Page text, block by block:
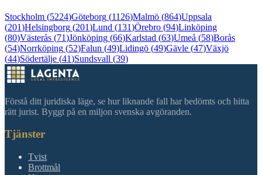
Stockholm (5224)Göteborg (1126)Malmö (864)Uppsala
(201)Helsingborg (201)Lund (131)Örebro (94)Linköping
(80)Västerås (71)Jönköping (66)Karlstad (63)Umeå (58)Borås
(54)Norrköping (52)Falun (49)Lidingö (49)Gävle (47)Växjö
(44)Södertälje (41)Sundsvall (39)
Förstå ditt juridiska läge, se hur liknande fall har bedömts och hitta
rätt jurist. Byggt på en miljon svenska avgöranden.
Tjänster
Tvist
Brottmål